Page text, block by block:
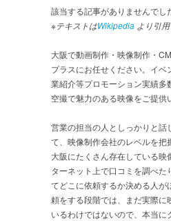
該当する記事がありませんでし
※テキストはWikipedia より引用
大阪で動画制作・映像制作・
プラスにお任せください。イベ
業紹介等プロモーション実績多
空撮で魅力のある映像をご提供
営業の担当の人としっかりと話
て、映像制作会社のレベルを把
大阪にたくさん存在している映
ターネット上で口コミを調べ
てどこに依頼するか決める人が
頼をする段階では、まだ実際に
いるわけではないので、本当に